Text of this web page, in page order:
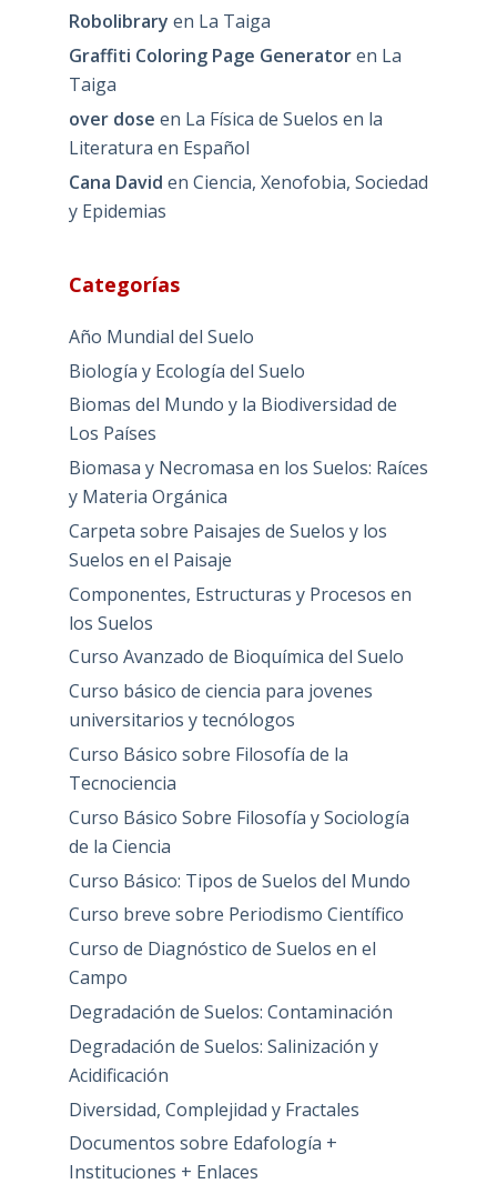
Robolibrary en La Taiga
Graffiti Coloring Page Generatoren La
Taiga
over dose en La Física de Suelos en la
Literatura en Español
Cana David en Ciencia, Xenofobia, Sociedad
y Epidemias
Categorías
Año Mundial del Suelo
Biología y Ecología del Suelo
Biomas del Mundo y la Biodiversidad de
Los Países
Biomasa y Necromasa en los Suelos: Raíces
y Materia Orgánica
Carpeta sobre Paisajes de Suelos y los
Suelos en el Paisaje
Componentes, Estructuras y Procesos en
los Suelos
Curso Avanzado de Bioquímica del Suelo
Curso básico de ciencia para jovenes
universitarios y tecnólogos
Curso Básico sobre Filosofía de la
Tecnociencia
Curso Básico Sobre Filosofía y Sociología
de la Ciencia
Curso Básico: Tipos de Suelos del Mundo
Curso breve sobre Periodismo Científico
Curso de Diagnóstico de Suelos en el
Campo
Degradación de Suelos: Contaminación
Degradación de Suelos: Salinización y
Acidificación
Diversidad, Complejidad y Fractales
Documentos sobre Edafología +
Instituciones + Enlaces